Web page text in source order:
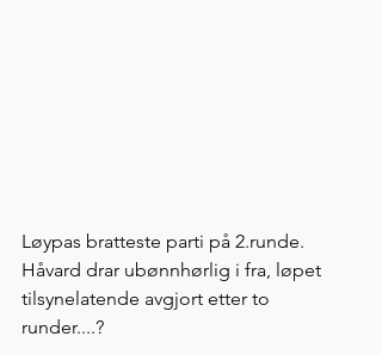
Løypas bratteste parti på 2.runde.
Håvard drar ubønnhørlig i fra, løpet
tilsynelatende avgjort etter to
runder....?